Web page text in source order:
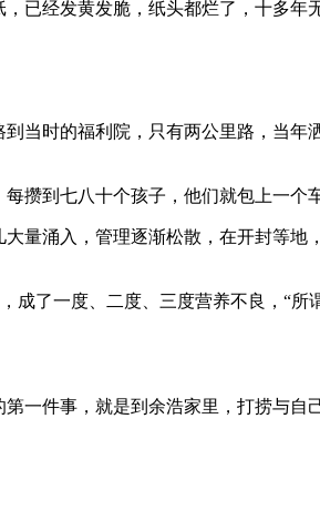
已经发黄发脆，纸头都烂了，十多年
当时的福利院，只有两公里路，当年
到七八十个孩子，他们就包上一个
量涌入，管理逐渐松散，在开封等地
了一度、二度、三度营养不良，“所
件事，就是到余浩家里，打捞与自